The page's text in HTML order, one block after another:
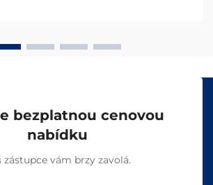
bezplatnou cenovou
nabídku
zástupce vám brzy zavolá.